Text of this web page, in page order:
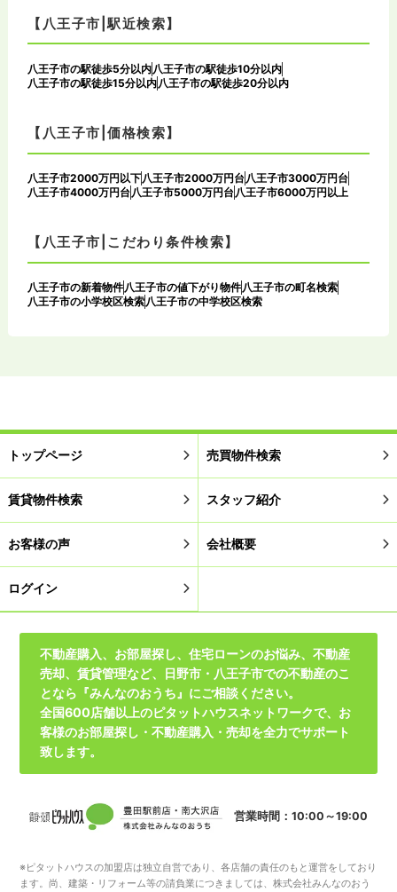
【八王子市|駅近検索】
八王子市の駅徒歩5分以内 八王子市の駅徒歩10分以内
八王子市の駅徒歩15分以内 八王子市の駅徒歩20分以内
【八王子市|価格検索】
八王子市2000万円以下 八王子市2000万円台 八王子市3000万円台
八王子市4000万円台 八王子市5000万円台 八王子市6000万円以上
【八王子市|こだわり条件検索】
八王子市の新着物件八王子市の値下がり物件八王子市の町名検索
八王子市の小学校区検索八王子市の中学校区検索
トップページ 売買物件検索
賃貸物件検索 スタッフ紹介
お客様の声 会社概要
ログイン
不動産購入、お部屋探し、住宅ローンのお悩み、不動産
売却、賃貸管理など、日野市・八王子市での不動産のこ
となら『みんなのおうち』にご相談ください。
全国600店舗以上のピタットハウスネットワークで、お
客様のお部屋探し・不動産購入・売却を全力でサポート
致します。
営業時間：10:00～19:00
※ピタットハウスの加盟店は独立自営であり、各店舗の責任のもと運営をしており
ます。尚、建築・リフォーム等の請負業につきましては、株式会社みんなのおう